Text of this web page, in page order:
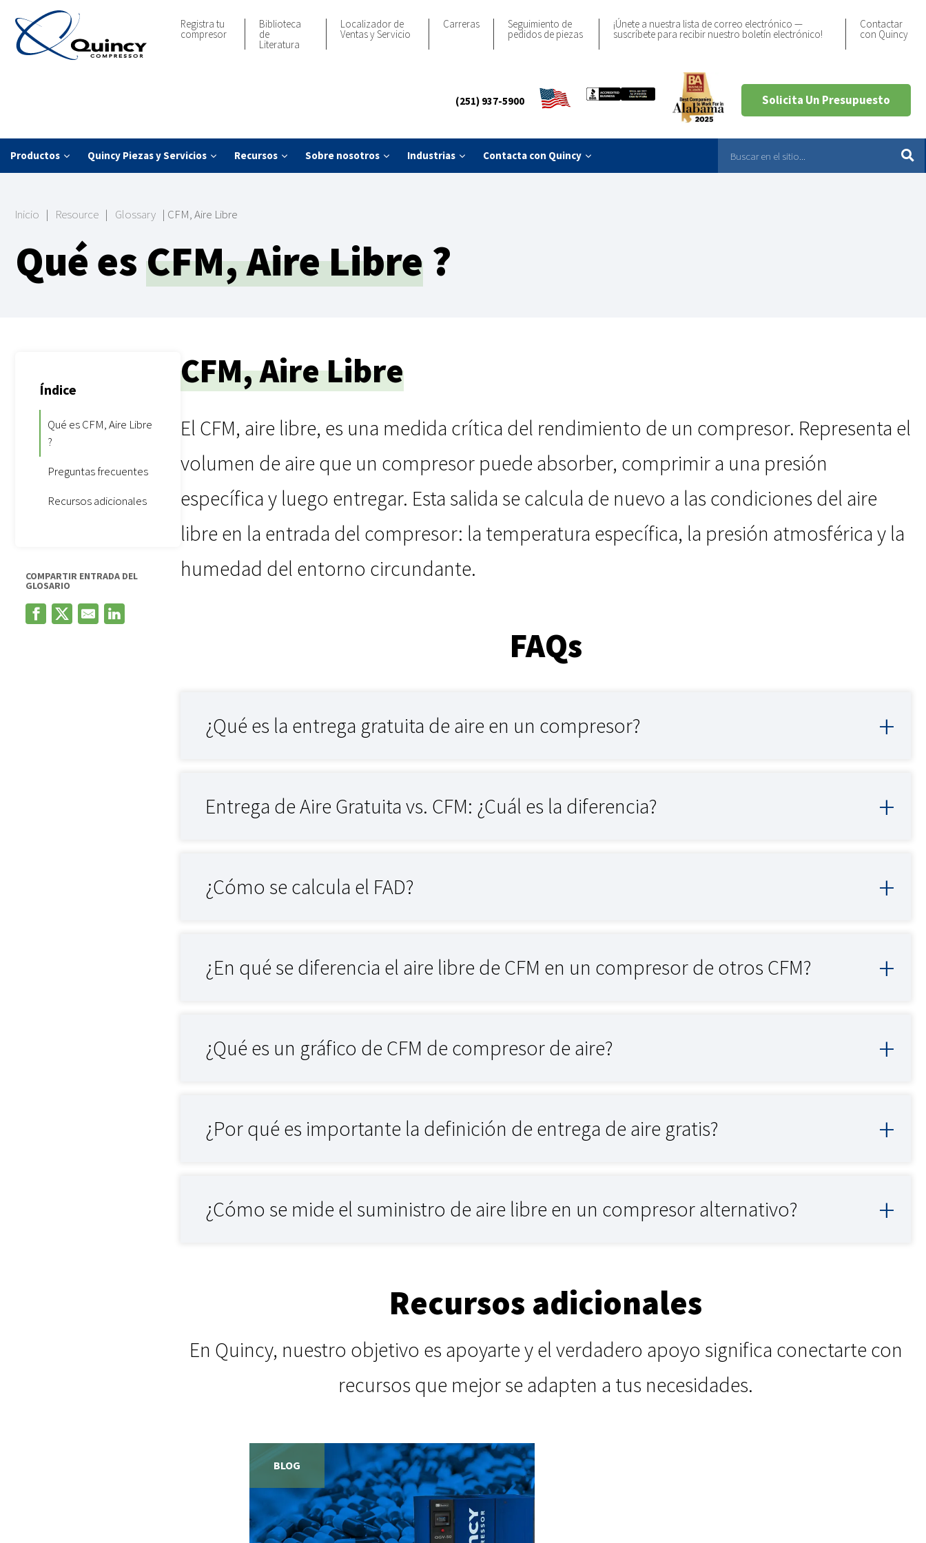
Registra tu
compresor
Biblioteca
de
Literatura
Localizador de
Ventas y Servicio
Carreras Seguimiento de
pedidos de piezas
¡Únete a nuestra lista de correo electrónico —
suscríbete para recibir nuestro boletín electrónico!
Contactar
con Quincy
(251) 937-5900 Solicita Un Presupuesto
Productos Quincy Piezas y Servicios Recursos Sobre nosotros Industrias Contacta con Quincy
Inicio | Resource | Glossary | CFM, Aire Libre
Qué esCFM, Aire Libre ?
Índice
Qué es CFM, Aire Libre
?
Preguntas frecuentes
Recursos adicionales
COMPARTIR ENTRADA DEL
GLOSARIO
CFM, Aire Libre
El CFM, aire libre, es una medida crítica del rendimiento de un compresor. Representa el
volumen de aire que un compresor puede absorber, comprimir a una presión
específica y luego entregar. Esta salida se calcula de nuevo a las condiciones del aire
libre en la entrada del compresor: la temperatura específica, la presión atmosférica y la
humedad del entorno circundante.
FAQs
¿Qué es la entrega gratuita de aire en un compresor?
Entrega de Aire Gratuita vs. CFM: ¿Cuál es la diferencia?
¿Cómo se calcula el FAD?
¿En qué se diferencia el aire libre de CFM en un compresor de otros CFM?
¿Qué es un gráfico de CFM de compresor de aire?
¿Por qué es importante la definición de entrega de aire gratis?
¿Cómo se mide el suministro de aire libre en un compresor alternativo?
Recursos adicionales
En Quincy, nuestro objetivo es apoyarte y el verdadero apoyo significa conectarte con
recursos que mejor se adapten a tus necesidades.
BLOG